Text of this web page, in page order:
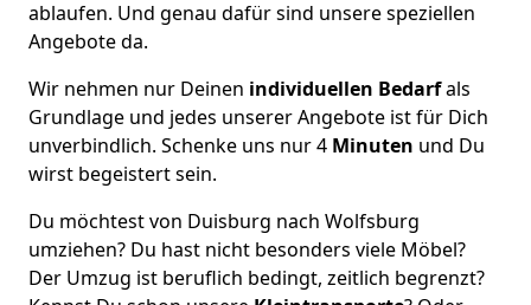
ablaufen. Und genau dafür sind unsere speziellen
Angebote da.
Wir nehmen nur Deinen individuellen Bedarfals
Grundlage und jedes unserer Angebote ist für Dich
unverbindlich. Schenke uns nur 4 Minuten und Du
wirst begeistert sein.
Du möchtest von Duisburg nach Wolfsburg
umziehen? Du hast nicht besonders viele Möbel?
Der Umzug ist beruflich bedingt, zeitlich begrenzt?